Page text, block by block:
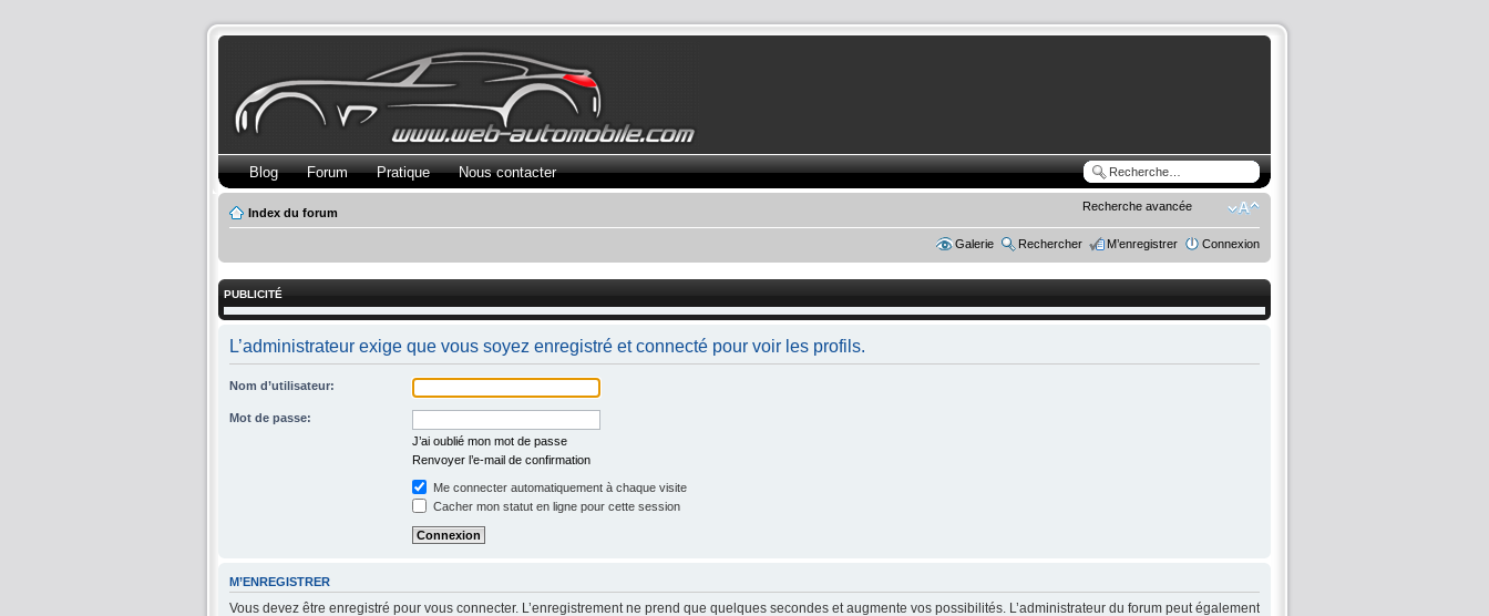
Recherche avancée
Blog Forum Pratique Nous contacter
Index du forum
Galerie Rechercher M’enregistrer Connexion
PUBLICITÉ
L’administrateur exige que vous soyez enregistré et connecté pour voir les profils.
Nom d’utilisateur:
Mot de passe:
J’ai oublié mon mot de passe
Renvoyer l’e-mail de confirmation
Me connecter automatiquement à chaque visite
Cacher mon statut en ligne pour cette session
M’ENREGISTRER
Vous devez être enregistré pour vous connecter. L’enregistrement ne prend que quelques secondes et augmente vos possibilités. L’administrateur du forum peut également